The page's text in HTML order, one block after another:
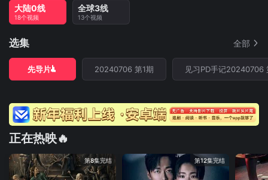
大陆0线
18个视频
全球3线
13个视频
选集 全部
先导片 20240706 第1期 见习PD手记20240706
正在热映🔥
第8集完结 第12集完结